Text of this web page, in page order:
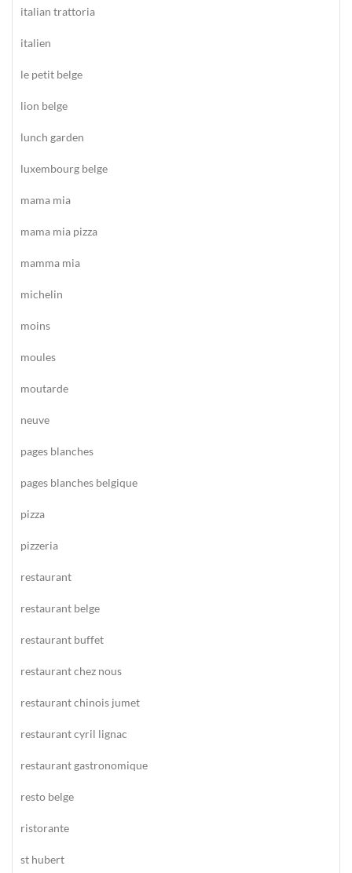
italian trattoria
italien
le petit belge
lion belge
lunch garden
luxembourg belge
mama mia
mama mia pizza
mamma mia
michelin
moins
moules
moutarde
neuve
pages blanches
pages blanches belgique
pizza
pizzeria
restaurant
restaurant belge
restaurant buffet
restaurant chez nous
restaurant chinois jumet
restaurant cyril lignac
restaurant gastronomique
resto belge
ristorante
st hubert